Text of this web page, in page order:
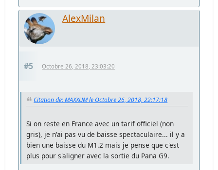
AlexMilan
#5 Octobre 26, 2018, 23:03:20
Citation de: MAXXUM le Octobre 26, 2018, 22:17:18
Si on reste en France avec un tarif officiel (non
gris), je n'ai pas vu de baisse spectaculaire... il y a
bien une baisse du M1.2 mais je pense que c'est
plus pour s'aligner avec la sortie du Pana G9.